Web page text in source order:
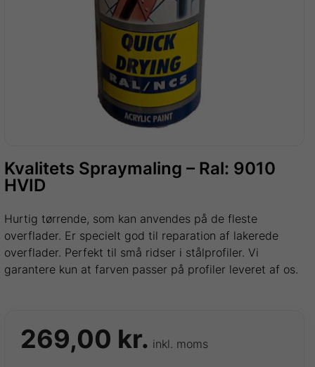
Kvalitets Spraymaling – Ral: 9010
HVID
Hurtig tørrende, som kan anvendes på de fleste
overflader. Er specielt god til reparation af lakerede
overflader. Perfekt til små ridser i stålprofiler. Vi
garantere kun at farven passer på profiler leveret af os.
269,00 kr. inkl. moms